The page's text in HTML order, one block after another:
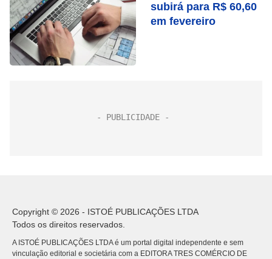
subirá para R$ 60,60
em fevereiro
Copyright © 2026 - ISTOÉ PUBLICAÇÕES LTDA
Todos os direitos reservados.
A ISTOÉ PUBLICAÇÕES LTDA é um portal digital independente e sem
vinculação editorial e societária com a EDITORA TRES COMÉRCIO DE